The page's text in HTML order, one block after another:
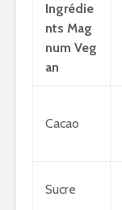
Ingrédie
nts Mag
num Veg
an
Cacao
Sucre